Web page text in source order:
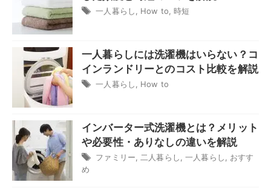
一人暮らし How to ,時短
一人暮らしには洗濯機はいらない？コ
インランドリーとのコスト比較を解説
一人暮らし How to
インバーター式洗濯機とは？メリット
や必要性・ありなしの違いを解説
ファミリー 二人暮らし ,一人暮らし
おすす
め